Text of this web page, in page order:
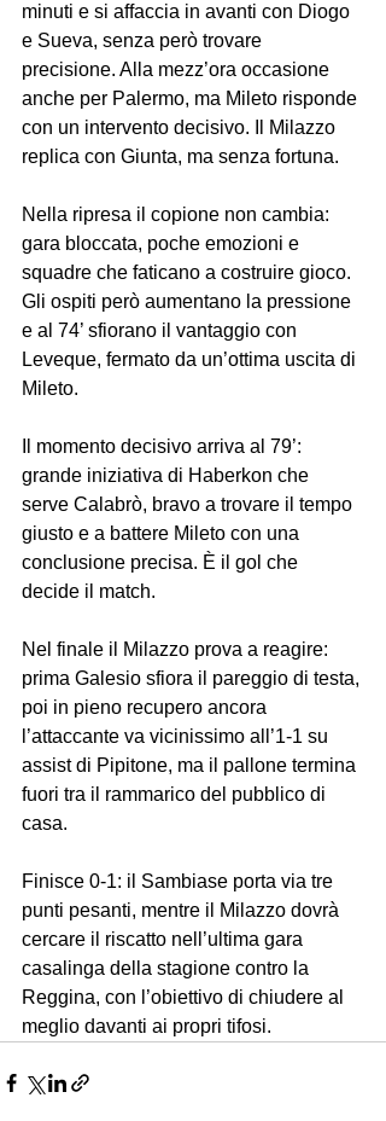
minuti e si affaccia in avanti con Diogo
e Sueva, senza però trovare
precisione. Alla mezz’ora occasione
anche per Palermo, ma Mileto risponde
con un intervento decisivo. Il Milazzo
replica con Giunta, ma senza fortuna.
Nella ripresa il copione non cambia:
gara bloccata, poche emozioni e
squadre che faticano a costruire gioco.
Gli ospiti però aumentano la pressione
e al 74’ sfiorano il vantaggio con
Leveque, fermato da un’ottima uscita di
Mileto.
Il momento decisivo arriva al 79’:
grande iniziativa di Haberkon che
serve Calabrò, bravo a trovare il tempo
giusto e a battere Mileto con una
conclusione precisa. È il gol che
decide il match.
Nel finale il Milazzo prova a reagire:
prima Galesio sfiora il pareggio di testa,
poi in pieno recupero ancora
l’attaccante va vicinissimo all’1-1 su
assist di Pipitone, ma il pallone termina
fuori tra il rammarico del pubblico di
casa.
Finisce 0-1: il Sambiase porta via tre
punti pesanti, mentre il Milazzo dovrà
cercare il riscatto nell’ultima gara
casalinga della stagione contro la
Reggina, con l’obiettivo di chiudere al
meglio davanti ai propri tifosi.